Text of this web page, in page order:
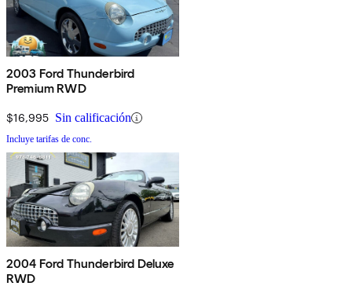
2003 Ford Thunderbird
Premium RWD
$16,995 Sin calificación
Incluye tarifas de conc.
2004 Ford Thunderbird Deluxe
RWD